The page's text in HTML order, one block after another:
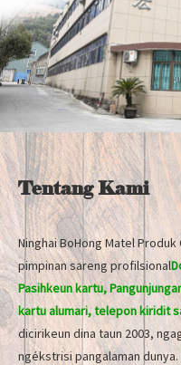
Tentang Kami
Ninghai BoHong Matel Produk
pimpinan sareng profilsional
Pasihkeun kartu,
kartu alumari, telepon kiridit
dicirikeun dina taun 2003,
ngékstrisi pangalaman dunya.